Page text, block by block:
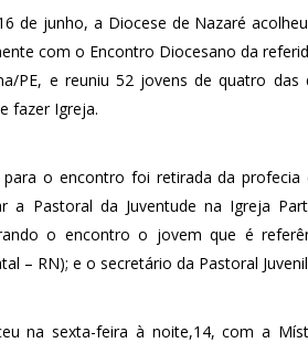
de junho, a Diocese de Nazaré
com o Encontro Diocesano da
PE, e reuniu 52 jovens de quatro
fazer Igreja.
para o encontro foi retirada da profecia
a Pastoral da Juventude na Igreja
o encontro o jovem que é
– RN); e o secretário da Pastoral
na sexta-feira à noite,14, com a